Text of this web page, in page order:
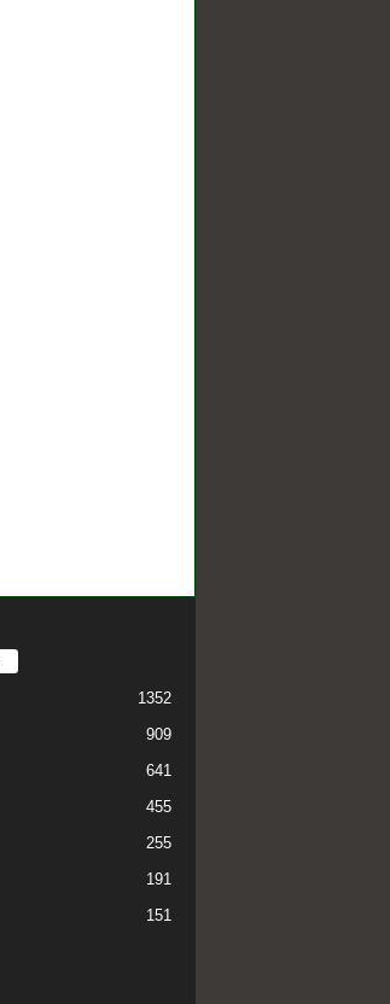
1352
909
641
455
255
191
151